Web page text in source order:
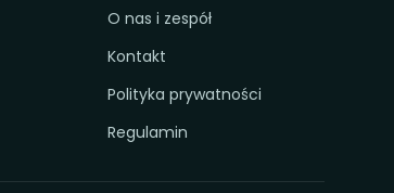
O nas i zespół
Kontakt
Polityka prywatności
Regulamin